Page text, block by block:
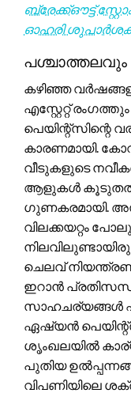
ബ്രേക്ക്ഔട്ട്
ഓഹരി
പശ്ചാത്തലവും
കഴിഞ്ഞ
എസ്റ്റേറ്റ്
പെയിന്റ്സിന്റെ
കാരണമായി.
വീടുകളുടെ
ആളുകൾ കൂടുതൽ
ഗുണകരമായി.
വിലക്കയറ്റം
ചെലവ്
ഇറാൻ
സാഹചര്യങ്ങൾ
ഏഷ്യൻ
ശൃംഖലയിൽ
പുതിയ
വിപണിയിലെ